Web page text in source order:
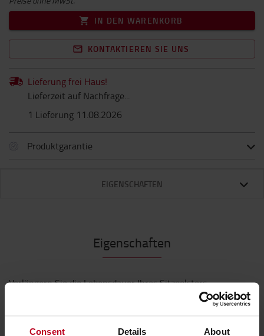
Consent Details About
IN DEN WARENKORB
KONTAKTIEREN SIE UNS
Lieferung frei Haus!
Lieferzeit auf Nachfrage...
1 Lieferung 11.08.2026
Produktgarantie
EIGENSCHAFTEN
Eigenschaften
Verlängern Sie die Lebensdauer Ihres Sitzpolsters
Grammer Primo (M, XM, L, XL) - für Rücken- und